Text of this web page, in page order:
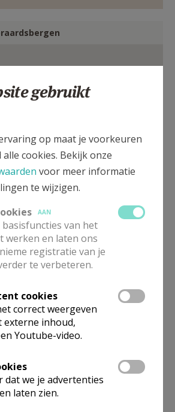
271
gebruikt
op maat je voorkeuren
cookies. Bekijk onze
voor meer informatie
te wijzigen.
AAN
van het
werken en laten ons
registratie van je
te verbeteren.
cookies
correct weergeven
externe inhoud,
Youtube-video.
dat we je advertenties
laten zien.